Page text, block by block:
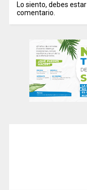
Lo siento, debes estar
comentario.